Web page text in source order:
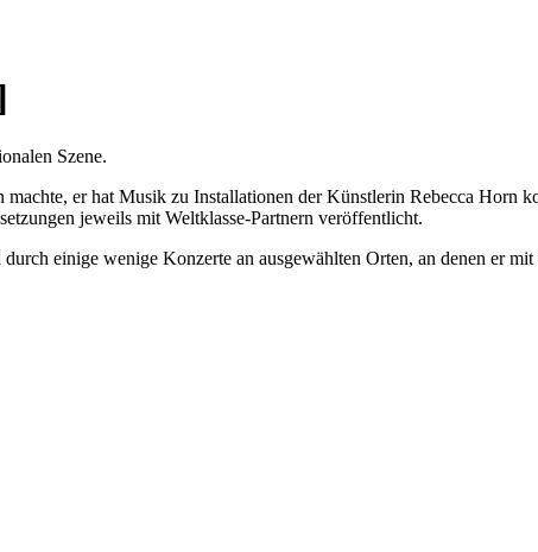
Szene.
er hat Musik zu Installationen der Künstlerin Rebecca Horn
jeweils mit Weltklasse-Partnern veröffentlicht.
einige wenige Konzerte an ausgewählten Orten, an denen er